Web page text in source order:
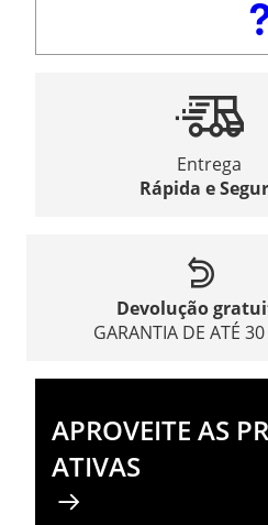
Entrega
Rápida e
Devolução
GARANTIA DE ATÉ
APROVEITE AS
ATIVAS